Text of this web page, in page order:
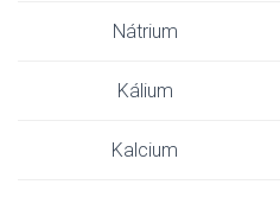
Nátrium
Kálium
Kalcium